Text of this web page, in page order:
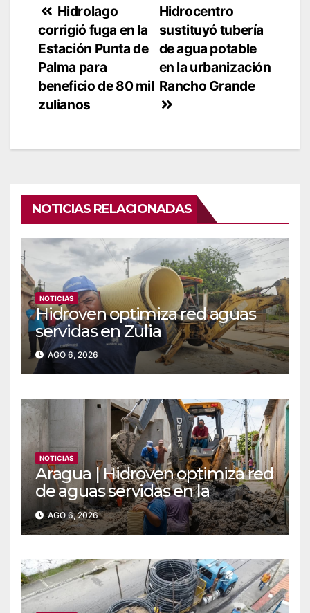
Navegación
de
entradas
Hidrocentro
sustituyó tubería
de agua potable
en la urbanización
Rancho Grande
Hidrolago
corrigió fuga en la
Estación Punta de
Palma para
beneficio de 80 mil
zulianos
NOTICIAS RELACIONADAS
NOTICIAS
Hidroven optimiza red aguas
servidas en Zulia
AGO 6, 2026
NOTICIAS
Aragua | Hidroven optimiza red
de aguas servidas en la
comunidad Doña Paula de
Maracay
AGO 6, 2026